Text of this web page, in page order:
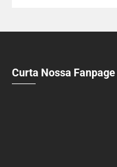
Curta Nossa Fanpage